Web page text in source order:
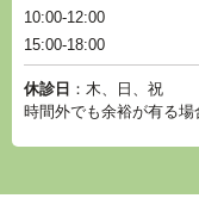
10:00-12:00
15:00-18:00
休診日 ：木、日、祝
時間外でも余裕が有る場